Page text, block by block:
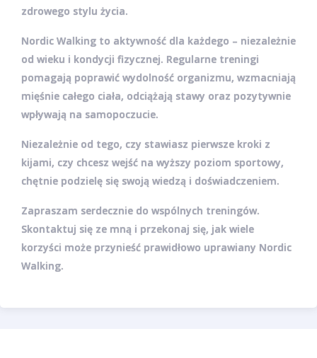
zdrowego stylu życia.
Nordic Walking to aktywność dla każdego – niezależnie
od wieku i kondycji fizycznej. Regularne treningi
pomagają poprawić wydolność organizmu, wzmacniają
mięśnie całego ciała, odciążają stawy oraz pozytywnie
wpływają na samopoczucie.
Niezależnie od tego, czy stawiasz pierwsze kroki z
kijami, czy chcesz wejść na wyższy poziom sportowy,
chętnie podzielę się swoją wiedzą i doświadczeniem.
Zapraszam serdecznie do wspólnych treningów.
Skontaktuj się ze mną i przekonaj się, jak wiele
korzyści może przynieść prawidłowo uprawiany Nordic
Walking.